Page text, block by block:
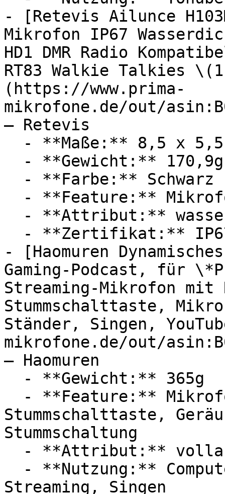
- [Retevis Ailunce
Mikrofon IP67
HD1 DMR Radio
RT83 Walkie Talkies
(https://www.prima-
mikrofone.de/out/
— Retevis
- [Haomuren
Gaming-Podcast, für
Streaming-Mikrofon mit
Stummschalttaste,
Ständer, Singen,
mikrofone.de/out/
— Haomuren
Stummschalttaste,
Stummschaltung
Streaming, Singen